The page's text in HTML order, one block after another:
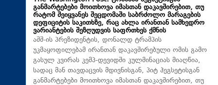
განმარტებები მოითხოვა იმასთან დაკავშირებით, თუ
რატომ შეიყვანეს შეცდომაში საბრძოლო მარაგების
დეფიციტის საკითხზე, რაც ახლა ირანთან სამხედრო
ვარიანტების შეზღუდვის საფრთხეს ქმნის
აშშ-ის პრეზიდენტის, დონალდ ტრამპის
უკმაყოფილებამ ირანთან დაკავშირებული ომის გამო
გასულ კვირას კემპ-დევიდში კულმინაციას მიაღწია,
სადაც მან თავდაცვის მდივნისგან, პიტ ჰეგსეტისგან
განმარტებები მოითხოვა იმასთან დაკავშირებით, თუ